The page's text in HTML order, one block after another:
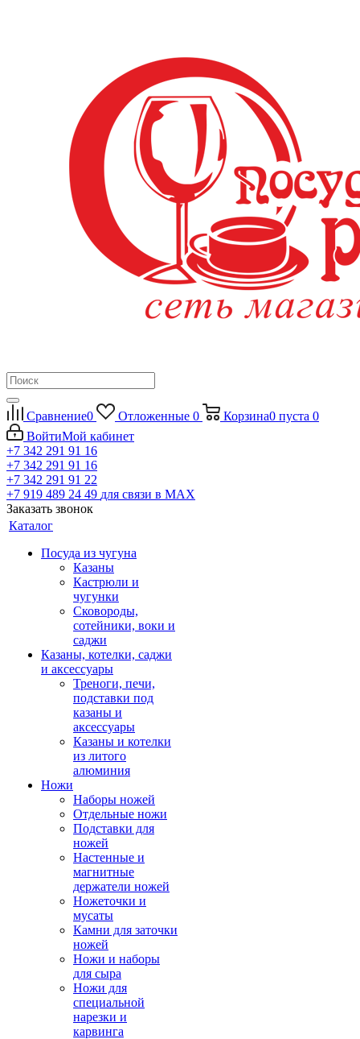
Сравнение0 Отложенные 0 Корзина0 пуста 0
ВойтиМой кабинет
+7 342 291 91 16
+7 342 291 91 16
+7 342 291 91 22
+7 919 489 24 49 для связи в МАХ
Заказать звонок
Каталог
Посуда из чугуна
Казаны
Кастрюли и
чугунки
Сковороды,
сотейники, воки и
саджи
Казаны, котелки, саджи
и аксессуары
Треноги, печи,
подставки под
казаны и
аксессуары
Казаны и котелки
из литого
алюминия
Ножи
Наборы ножей
Отдельные ножи
Подставки для
ножей
Настенные и
магнитные
держатели ножей
Ножеточки и
мусаты
Камни для заточки
ножей
Ножи и наборы
для сыра
Ножи для
специальной
нарезки и
карвинга